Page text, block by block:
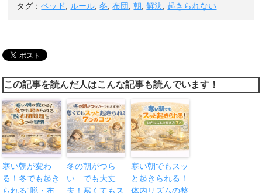
タグ：ベッド ルール ,冬 ,布団 ,朝 ,解決 起きられない
この記事を読んだ人はこんな記事も読んでいます！
寒い朝が変わ
る！冬でも起き
られる“脱・布
冬の朝がつら
い…でも大丈
夫！寒くてもス
寒い朝でもスッ
と起きられる！
体内リズムの整